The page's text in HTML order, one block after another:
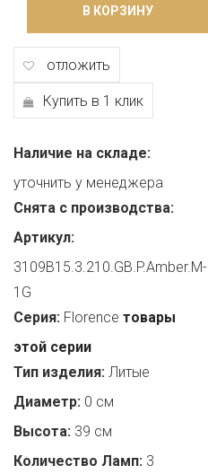
В КОРЗИНУ
отложить
Купить в 1 клик
Наличие на складе:
уточнить у менеджера
Снята с производства:
Артикул:
3109B15.3.210.GB.P.Amber.M-
1G
Серия: Florence товары
этой серии
Тип изделия: Литые
Диаметр: 0 см
Высота: 39 см
Количество Ламп: 3